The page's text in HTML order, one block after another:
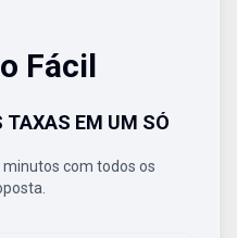
Fácil
TAXAS EM UM SÓ
com todos os